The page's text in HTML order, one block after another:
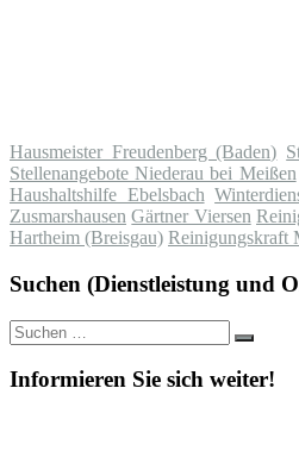
Hausmeister Freudenberg (Baden)
Stellenangebote Niederau bei Meißen
Haushaltshilfe Ebelsbach
Zusmarshausen Gärtner Viersen
Hartheim (Breisgau) Reinigungskraft
Suchen (Dienstleistung und
Suche
nach:
Suchen
Informieren Sie sich weiter!